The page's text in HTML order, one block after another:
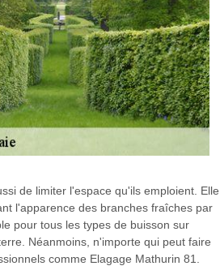
de limiter l'espace qu'ils emploient. Elle
l'apparence des branches fraîches par
pour tous les types de buisson sur
Néanmoins, n'importe qui peut faire
comme Elagage Mathurin 81.